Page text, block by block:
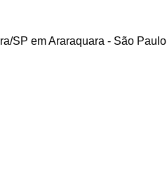
SP em Araraquara - São Paulo